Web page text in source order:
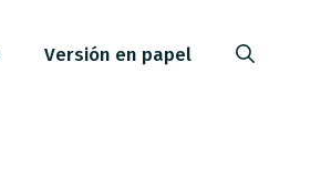
Versión en papel